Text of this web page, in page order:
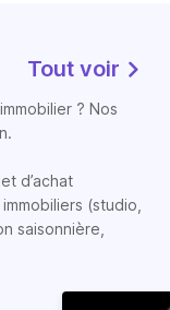
Tout voir
? Nos
d’achat
(studio,
saisonnière,